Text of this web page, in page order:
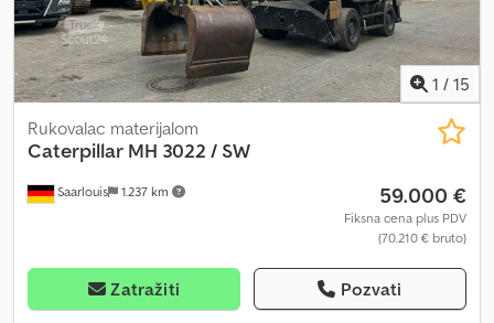
1 / 15
Saarlouis 1.237 km
Rukovalac materijalom
Caterpillar MH 3022 / SW
59.000 €
Fiksna cena plus PDV
(70.210 € bruto)
Zatražiti Pozvati